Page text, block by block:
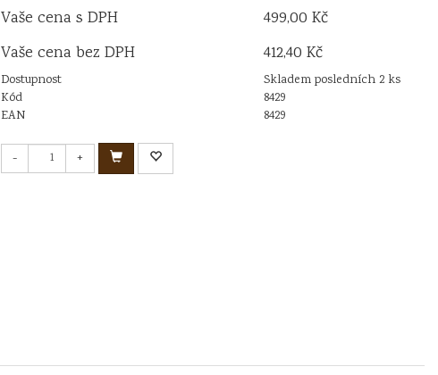
Vaše cena s DPH
499,00 Kč
Vaše cena bez DPH
412,40 Kč
Dostupnost
Skladem posledních 2 ks
Kód
8429
EAN
8429
- +